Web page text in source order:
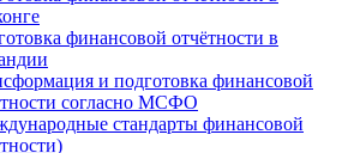
финансовой отчётности в
и подготовка финансовой
согласно МСФО
стандарты финансовой